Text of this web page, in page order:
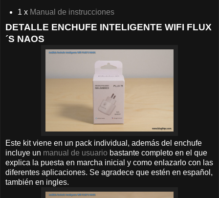
1 xManual de instrucciones
DETALLE ENCHUFE INTELIGENTE WIFI FLUX
´S NAOS
Este kit viene en un pack individual, además del enchufe
incluye un manual de usuario bastante completo en el que
explica la puesta en marcha inicial y como enlazarlo con las
diferentes aplicaciones. Se agradece que estén en español,
también en ingles.